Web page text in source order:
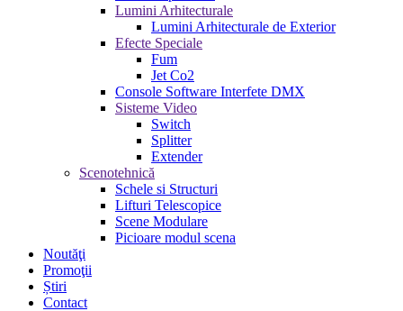
Lumini Arhitecturale
Lumini Arhitecturale de Exterior
Efecte Speciale
Fum
Jet Co2
Console Software Interfete DMX
Sisteme Video
Switch
Splitter
Extender
Scenotehnică
Schele si Structuri
Lifturi Telescopice
Scene Modulare
Picioare modul scena
Noutăţi
Promoţii
Știri
Contact